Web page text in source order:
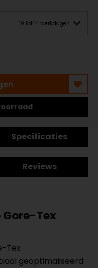
10 tot 14 werkdagen
Specificaties
Reviews
Tex
Tex
geoptimaliseerd